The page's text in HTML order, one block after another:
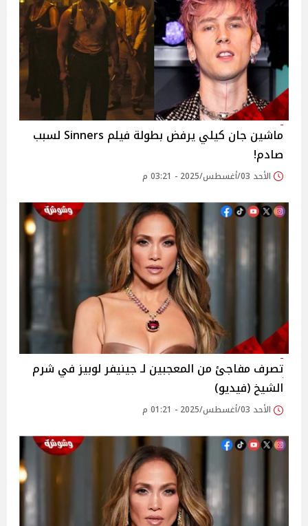
ماشين جان كيلي يرفض بطولة فيلم Sinners لسبب
صادم!
الأحد 03/أغسطس/2025 - 03:21 م
تصرف مفاجئ من المعجبين لـ جينيفر لوبيز في شرم
الشيخ (فيديو)
الأحد 03/أغسطس/2025 - 01:21 م